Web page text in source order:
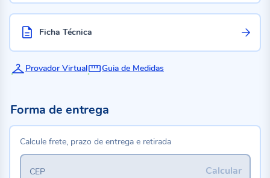
Ficha Técnica
Provador Virtual Guia de Medidas
Forma de entrega
Calcule frete, prazo de entrega e retirada
Calcular
CEP